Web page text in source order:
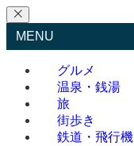
MENU
グルメ
温泉・銭湯
旅
街歩き
鉄道・飛行機